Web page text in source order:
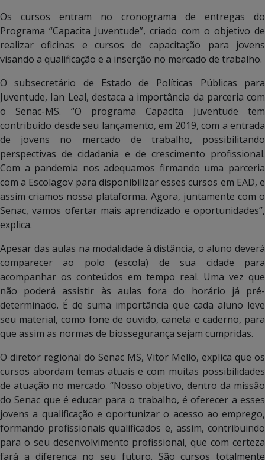
Os cursos entram no cronograma de entregas do
Programa “Capacita Juventude”, criado com o objetivo de
realizar oficinas e cursos de capacitação para jovens
visando a qualificação e a inserção no mercado de trabalho.
O subsecretário de Estado de Políticas Públicas para
Juventude, Ian Leal, destaca a importância da parceria com
o Senac-MS. “O programa Capacita Juventude tem
contribuído desde seu lançamento, em 2019, com a entrada
de jovens no mercado de trabalho, possibilitando
perspectivas de cidadania e de crescimento profissional.
Com a pandemia nos adequamos firmando uma parceria
com a Escolagov para disponibilizar esses cursos em EAD, e
assim criamos nossa plataforma. Agora, juntamente com o
Senac, vamos ofertar mais aprendizado e oportunidades”,
explica.
Apesar das aulas na modalidade à distância, o aluno deverá
comparecer ao polo (escola) de sua cidade para
acompanhar os conteúdos em tempo real. Uma vez que
não poderá assistir às aulas fora do horário já pré-
determinado. É de suma importância que cada aluno leve
seu material, como fone de ouvido, caneta e caderno, para
que assim as normas de biossegurança sejam cumpridas.
O diretor regional do Senac MS, Vitor Mello, explica que os
cursos abordam temas atuais e com muitas possibilidades
de atuação no mercado. “Nosso objetivo, dentro da missão
do Senac que é educar para o trabalho, é oferecer a esses
jovens a qualificação e oportunizar o acesso ao emprego,
formando profissionais qualificados e, assim, contribuindo
para o seu desenvolvimento profissional, que com certeza
fará a diferença no seu futuro. São cursos totalmente